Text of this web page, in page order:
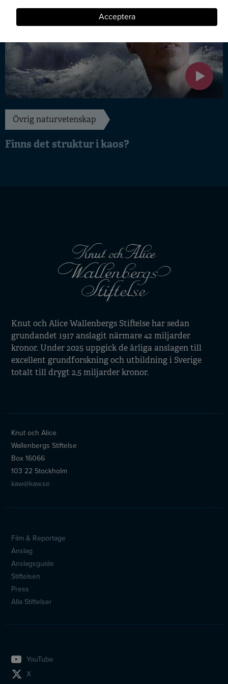
Övrig naturvetenskap
Finns det struktur i kaos?
Knut och Alice Wallenbergs Stiftelse har sedan
grundandet 1917 anslagit närmare 42 miljarder
kronor. Under 2025 uppgick de årliga anslagen till
excellent grundforskning och utbildning i Sverige
totalt till drygt 2,5 miljarder kronor.
Knut och Alice
Wallenbergs Stiftelse
Box 16066
103 22 Stockholm
kaw@kaw.se
Sidfotsmeny
Film & Reportage
Anslag
Anslagsguide
Stiftelsen
Press
Alla Stiftelser
YouTube
X
kakor Acceptera